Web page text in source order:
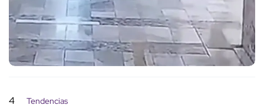
4 Tendencias